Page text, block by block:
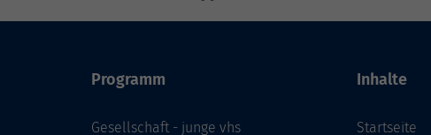
Programm
Gesellschaft - junge vhs
Inhalte
Startseite